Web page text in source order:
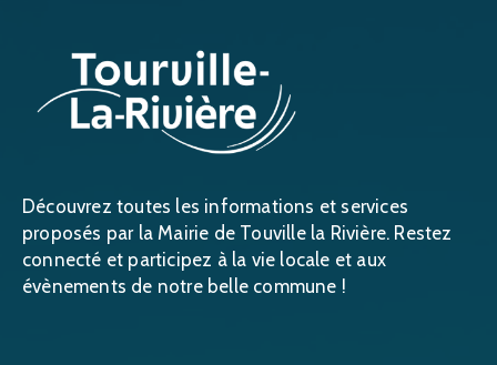
Découvrez toutes les informations et services
proposés par la Mairie de Touville la Rivière. Restez
connecté et participez à la vie locale et aux
évènements de notre belle commune !